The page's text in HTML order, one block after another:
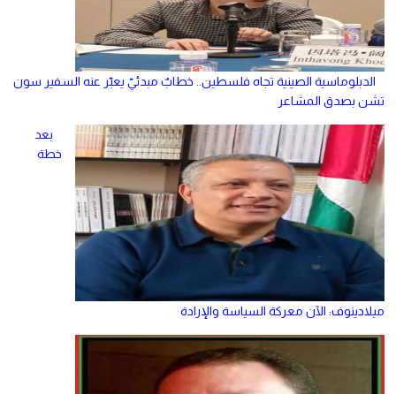
الدبلوماسية الصينية تجاه فلسطين.. خطابٌ مبدئيّ يعبّر عنه السفير سون
تشن بصدق المشاعر
بعد
خطة
ميلادينوف: الآن معركة السياسة والإرادة